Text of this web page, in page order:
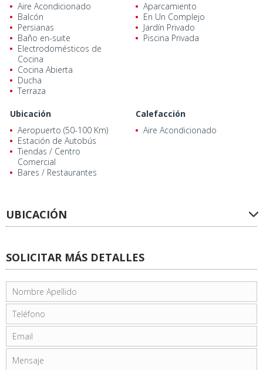
Aire Acondicionado
Balcón
Persianas
Baño en-suite
Electrodomésticos de
Cocina
Cocina Abierta
Ducha
Terraza
Aparcamiento
En Un Complejo
Jardín Privado
Piscina Privada
Ubicación
Aeropuerto (50-100 Km)
Estación de Autobús
Tiendas / Centro
Comercial
Bares / Restaurantes
Calefacción
Aire Acondicionado
UBICACIÓN
SOLICITAR MÁS DETALLES